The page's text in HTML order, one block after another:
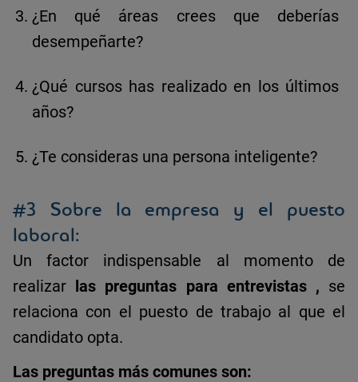
¿En qué áreas crees que deberías
desempeñarte?
¿Qué cursos has realizado en los últimos
años?
¿Te consideras una persona inteligente?
#3 Sobre la empresa y el puesto
laboral:
Un factor indispensable al momento de
realizar las preguntas para entrevistas , se
relaciona con el puesto de trabajo al que el
candidato opta.
Las preguntas más comunes son: